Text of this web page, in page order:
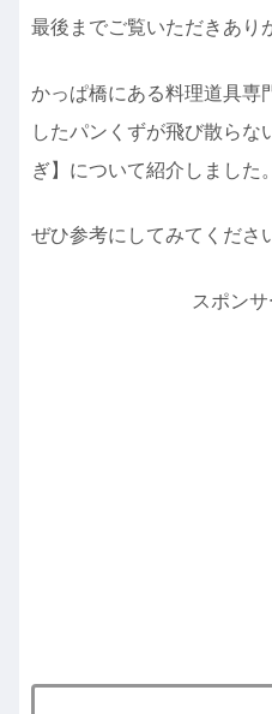
最後までご覧いただきあり
かっぱ橋にある料理道具専
したパンくずが飛び散らな
ぎ】について紹介しました。
ぜひ参考にしてみてくださ
スポン